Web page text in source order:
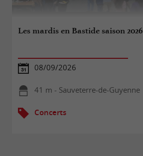
Les mardis en Bastide saison 2026
08/09/2026
41 m - Sauveterre-de-Guyenne
Concerts